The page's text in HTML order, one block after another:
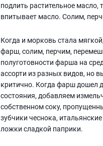
подлить растительное
впитывает масло. Солим,
Когда и морковь стала
фарш, солим, перчим,
полуготовности фарша на
ассорти из разных видов, но
критично. Когда фарш дошел
состояния, добавляем
собственном соку,
зубчики чеснока,
ложки сладкой паприки.